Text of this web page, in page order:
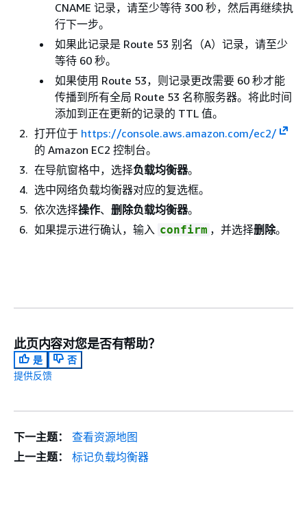
CNAME 记录，请至少等待 300 秒，然后再继续执
行下一步。
如果此记录是 Route 53 别名（A）记录，请至少
等待 60 秒。
如果使用 Route 53，则记录更改需要 60 秒才能
传播到所有全局 Route 53 名称服务器。将此时间
添加到正在更新的记录的 TTL 值。
打开位于 https://console.aws.amazon.com/ec2/
的 Amazon EC2 控制台。
在导航窗格中，选择负载均衡器。
选中网络负载均衡器对应的复选框。
依次选择操作、 删除负载均衡器。
如果提示进行确认，输入 confirm ，并选择删除。
此页内容对您是否有帮助？
是
否
提供反馈
下一主题：
查看资源地图
上一主题：
标记负载均衡器